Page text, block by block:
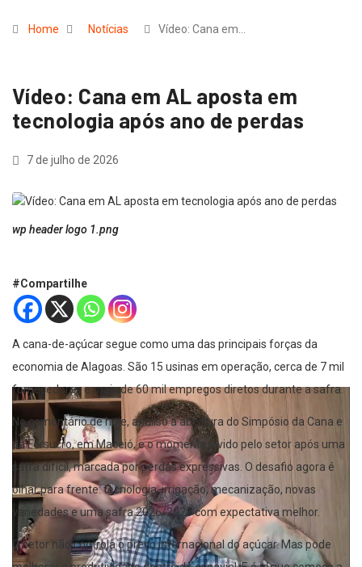
Home Notícias Vídeo: Cana em…
Vídeo: Cana em AL aposta em
tecnologia após ano de perdas
7 de julho de 2026
wp header logo 1.png
#Compartilhe
A cana-de-açúcar segue como uma das principais forças da
economia de Alagoas. São 15 usinas em operação, cerca de 7 mil
fornecedores e mais de 60 mil empregos diretos durante a safra.
No comentário de hoje, analiso a abertura do Simpósio da Cana e
da Fersucro, em Maceió, e o momento vivido pelo setor após uma
safra difícil, marcada por perdas expressivas. O desafio agora é
olhar para frente: tecnologia, irrigação, mecanização, novas
variedades e uma safra 2026/2027 com expectativa melhor.
O setor não controla o preço internacional do açúcar. Mas pode